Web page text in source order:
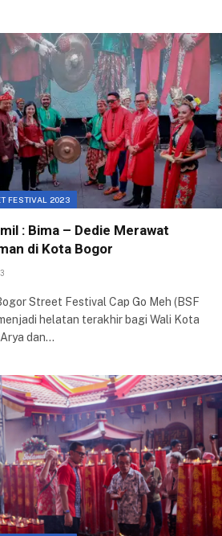
FESTIVAL 2023
: Bima – Dedie Merawat
di Kota Bogor
Street Festival Cap Go Meh (BSF
helatan terakhir bagi Wali Kota
dan…